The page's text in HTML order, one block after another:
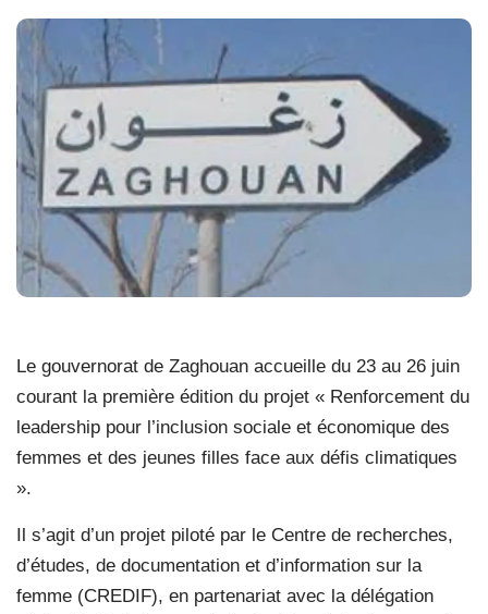
Le gouvernorat de Zaghouan accueille du 23 au 26 juin
courant la première édition du projet « Renforcement du
leadership pour l’inclusion sociale et économique des
femmes et des jeunes filles face aux défis climatiques
».
Il s’agit d’un projet piloté par le Centre de recherches,
d’études, de documentation et d’information sur la
femme (CREDIF), en partenariat avec la délégation